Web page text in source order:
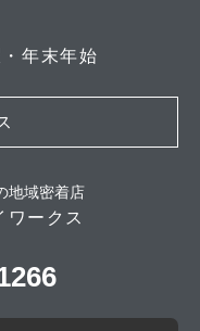
年末年始
地域密着店
ークス